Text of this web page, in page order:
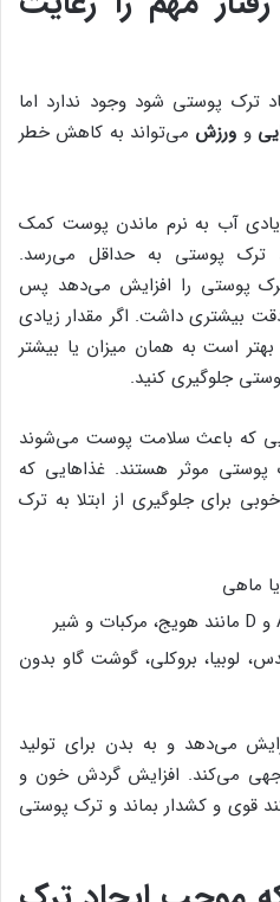
ترک پوستی شود وجود ندارد اما
و ورزش می‌تواند به کاهش خطر
آب به نرم ماندن پوست کمک
ترک پوستی به حداقل می‌رسد.
پوستی را افزایش می‌دهد پس
بیشتری داشت. اگر مقدار زیادی
است به همان میزان یا بیشتر
جلوگیری کنید.
که باعث سلامت پوست می‌شوند
پوستی موثر هستند. غذاهایی که
برای جلوگیری از ابتلا به ترک
ماهی
لوبیا، بروکلی، گوشت گاو بدون
می‌دهد و به بدن برای تولید
می‌کند. افزایش گردش خون و
قوی و کشدار بماند و ترک پوستی